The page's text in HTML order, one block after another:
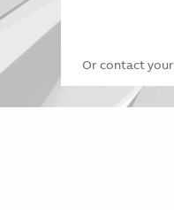
Or contact your